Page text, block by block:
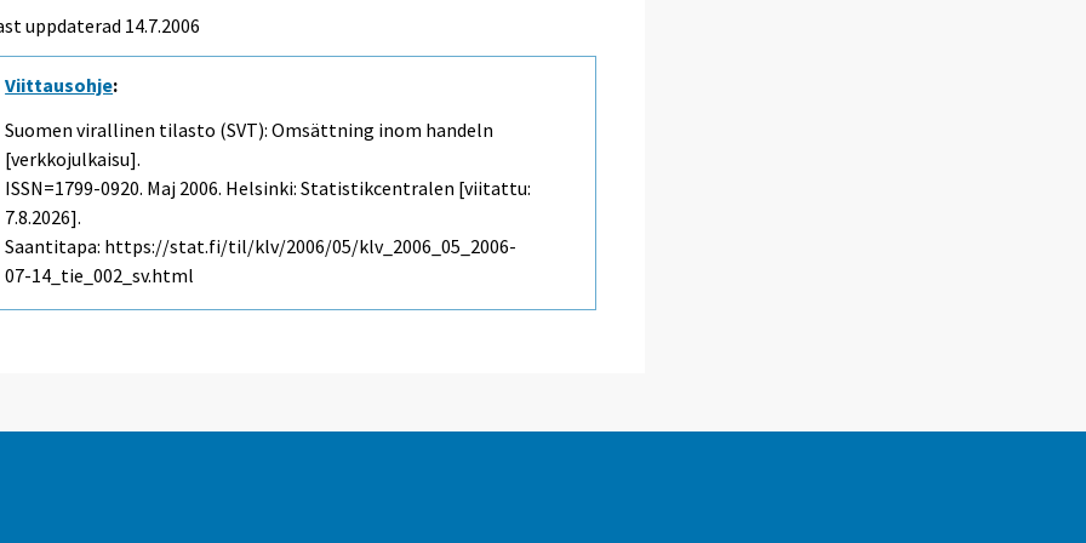
uppdaterad 14.7.2006
Viittausohje:
Suomen virallinen tilasto (SVT): Omsättning inom handeln
[verkkojulkaisu].
ISSN=1799-0920. Maj 2006. Helsinki: Statistikcentralen [viitattu:
7.8.2026].
Saantitapa: https://stat.fi/til/klv/2006/05/klv_2006_05_2006-
07-14_tie_002_sv.html